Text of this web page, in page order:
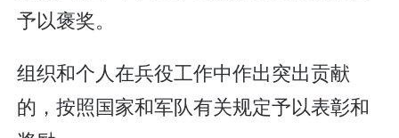
予以褒奖。
组织和个人在兵役工作中作出突出贡献
的，按照国家和军队有关规定予以表彰和